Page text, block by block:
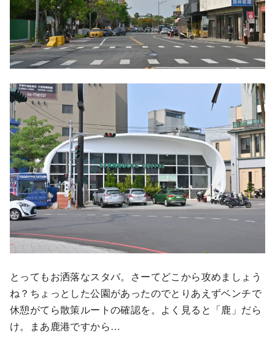
とってもお洒落なスタバ。さーてどこから攻めましょう
ね？ちょっとした公園があったのでとりあえずベンチで
休憩がてら散策ルートの確認を。よく見ると「鹿」だら
け。まあ鹿港ですから…